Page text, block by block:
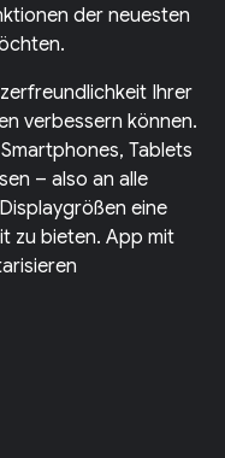
der neuesten
Ihrer
verbessern können.
Tablets
– also an alle
eine
zu bieten. App mit